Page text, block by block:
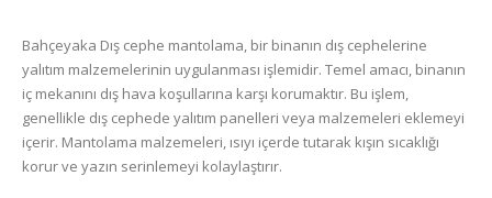
Bahçeyaka Dış cephe mantolama, bir binanın dış cephelerine
yalıtım malzemelerinin uygulanması işlemidir. Temel amacı, binanın
iç mekanını dış hava koşullarına karşı korumaktır. Bu işlem,
genellikle dış cephede yalıtım panelleri veya malzemeleri eklemeyi
içerir. Mantolama malzemeleri, ısıyı içerde tutarak kışın sıcaklığı
korur ve yazın serinlemeyi kolaylaştırır.